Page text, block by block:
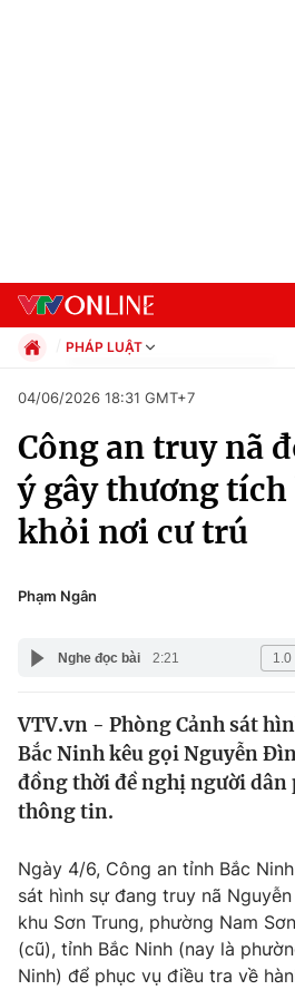
Chuyên mục
Chính trị
Thế giới
Tin tức
Câu chuyện quốc tế
Kinh tế
Tài chính
Thị trường
Góc doanh nghiệp
Dữ liệu và đời sống
Truyền hình
PHÁP LUẬT
Xã hội
Pháp luật
Kinh tế
Thể thao
Truyền hình
Đời sống
Giáo dục
04/06/2026 18:31 GMT+7
Công an truy nã
ý gây thương
khỏi nơi cư trú
Phạm Ngân
Nghe đọc bài 2:21
VTV.vn - Phòng Cảnh sát
Bắc Ninh kêu gọi Nguyễn
đồng thời đề nghị người dân
thông tin.
Ngày 4/6, Công an tỉnh Bắc
sát hình sự đang truy nã
khu Sơn Trung, phường Nam
(cũ), tỉnh Bắc Ninh (nay là
Ninh) để phục vụ điều tra về